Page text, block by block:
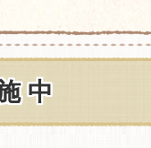
中